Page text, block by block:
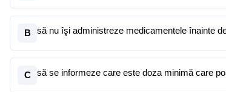
B să nu îşi administreze medicamentele înainte
C să se informeze care este doza minimă care